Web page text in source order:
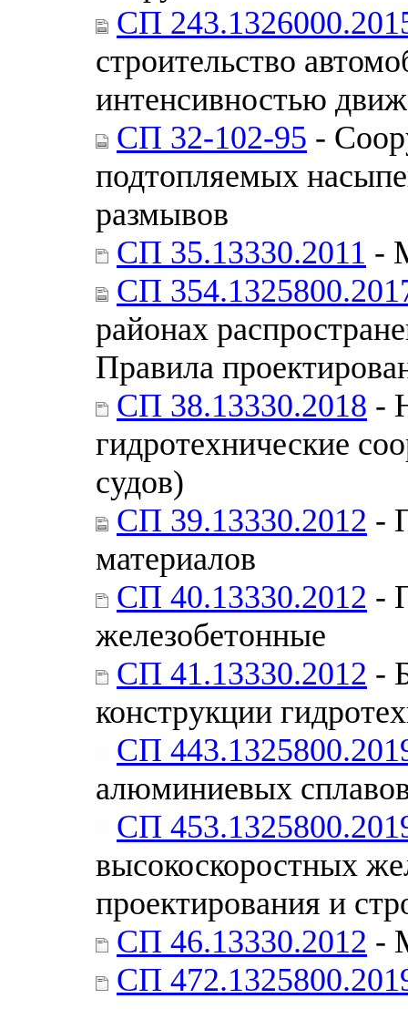
СП
строительство
интенсивностью
СП 32-102-95 -
подтопляемых
размывов
СП 35.13330.2011 -
СП
районах
Правила
СП 38.13330.2018 -
гидротехнические
судов)
СП 39.13330.2012 -
материалов
СП 40.13330.2012 -
железобетонные
СП 41.13330.2012 -
конструкции
СП
алюминиевых
СП
высокоскоростных
проектирования и
СП 46.13330.2012 -
СП